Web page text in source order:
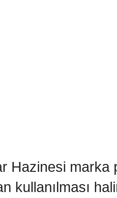
Hazinesi marka
kullanılması